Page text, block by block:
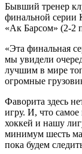
Бывший тренер
финальной серии
«Ак Барсом» (2-2
«Эта финальная
мы увидели
лучшим в мире
огромные
Фаворита здесь
игру. И, что
хоккей и нашу
минимум шесть
пока будем